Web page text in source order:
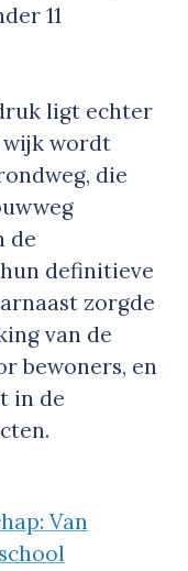
11
ligt echter
wijk wordt
die
de
definitieve
zorgde
van de
bewoners, en
in de
Van